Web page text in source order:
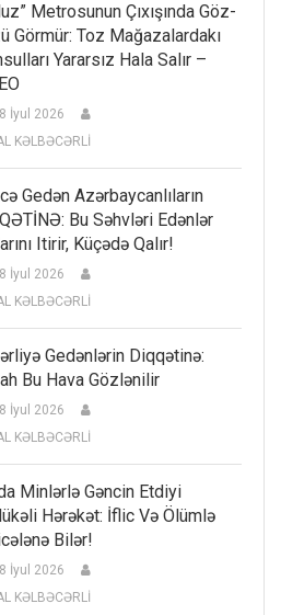
Metrosunun Çıxışında Göz-
Görmür: Toz Mağazalardakı
Yararsız Hala Salır –
İyul 2026
KƏLBƏCƏRLİ
Gedən Azərbaycanlıların
Bu Səhvləri Edənlər
Itirir, Küçədə Qalır!
İyul 2026
KƏLBƏCƏRLİ
Gedənlərin Diqqətinə:
Bu Hava Gözlənilir
İyul 2026
KƏLBƏCƏRLİ
Minlərlə Gəncin Etdiyi
Hərəkət: İflic Və Ölümlə
Bilər!
İyul 2026
KƏLBƏCƏRLİ